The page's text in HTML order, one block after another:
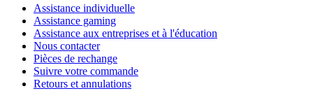
Assistance individuelle
Assistance gaming
Assistance aux entreprises et à l'éducation
Nous contacter
Pièces de rechange
Suivre votre commande
Retours et annulations